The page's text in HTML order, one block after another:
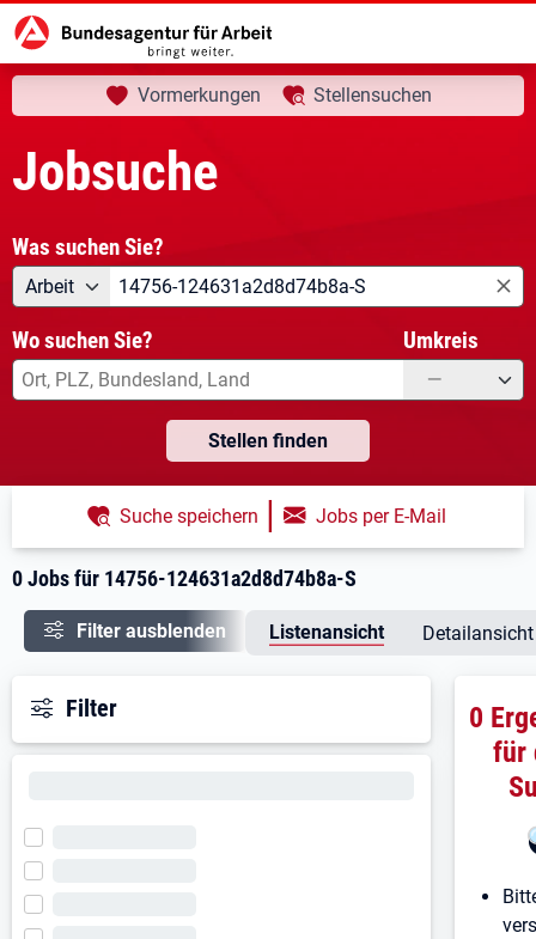
Startseite Jobsuche aktuelle Seite:
Ihre Suche
Vormerkungen Stellensuchen
Jobsuche
Was suchen Sie?
Angebotsart
Arbeit Was suchen Sie?
Wo suchen Sie? Umkreis
—
Stellen finden
0 Jobs für 14756-124631a2d8d74b8a-S
Suche speichern | Jobs per E-Mail
Filter ausblenden Listenansicht Detailansicht
Filter
0
für